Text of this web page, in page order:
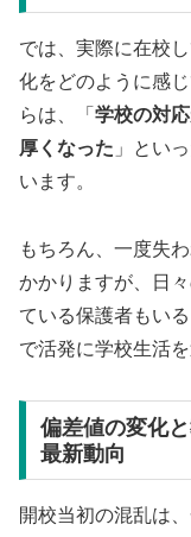
では、実際に在校
化をどのように感
らは、「 学校の対
厚くなった 」とい
います。
もちろん、一度失
かかりますが、日
ている保護者もい
で活発に学校生活
偏差値の変化
最新動向
開校当初の混乱は